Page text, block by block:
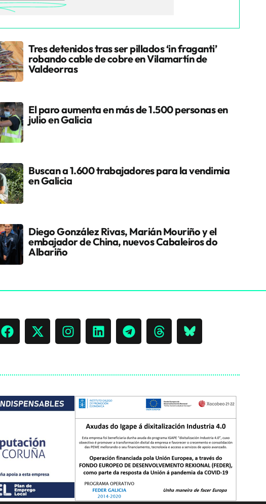
Tres detenidos tras ser pillados ‘in fraganti’
robando cable de cobre en Vilamartín de
Valdeorras
El paro aumenta en más de 1.500 personas en
julio en Galicia
Buscan a 1.600 trabajadores para la vendimia
en Galicia
Diego González Rivas, Marián Mouriño y el
embajador de China, nuevos Cabaleiros do
Albariño